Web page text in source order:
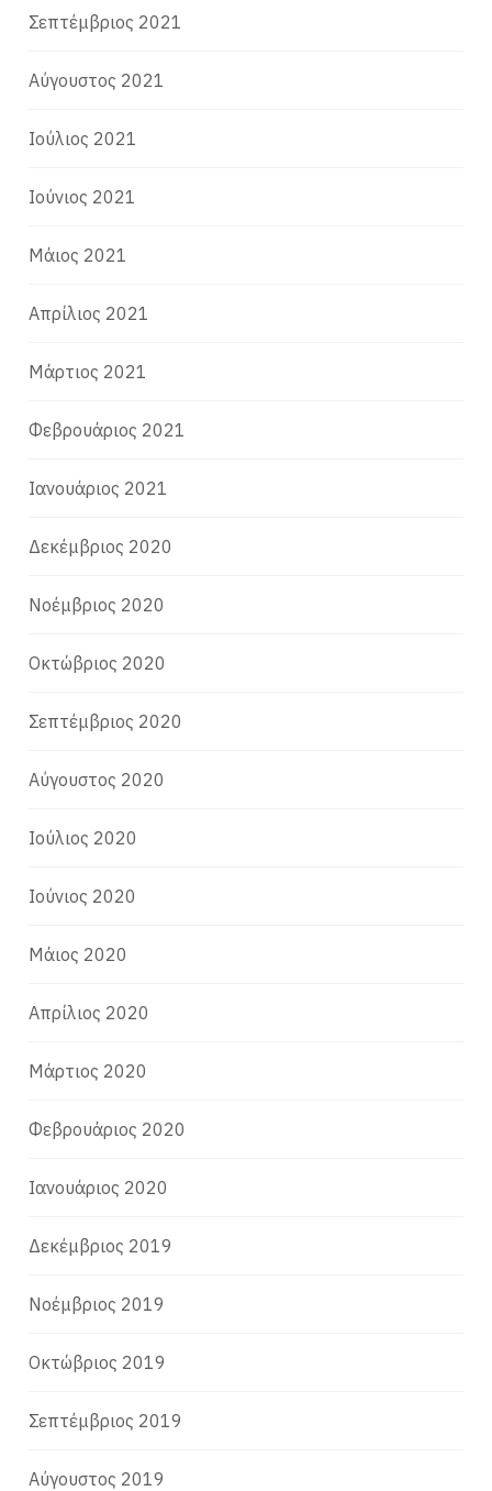
Σεπτέμβριος 2021
Αύγουστος 2021
Ιούλιος 2021
Ιούνιος 2021
Μάιος 2021
Απρίλιος 2021
Μάρτιος 2021
Φεβρουάριος 2021
Ιανουάριος 2021
Δεκέμβριος 2020
Νοέμβριος 2020
Οκτώβριος 2020
Σεπτέμβριος 2020
Αύγουστος 2020
Ιούλιος 2020
Ιούνιος 2020
Μάιος 2020
Απρίλιος 2020
Μάρτιος 2020
Φεβρουάριος 2020
Ιανουάριος 2020
Δεκέμβριος 2019
Νοέμβριος 2019
Οκτώβριος 2019
Σεπτέμβριος 2019
Αύγουστος 2019